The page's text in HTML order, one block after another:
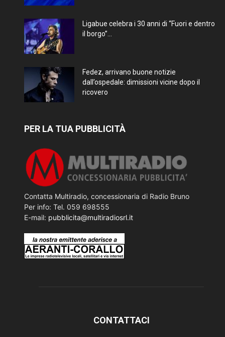
Ligabue celebra i 30 anni di “Fuori e dentro
il borgo”...
Fedez, arrivano buone notizie
dall’ospedale: dimissioni vicine dopo il
ricovero
PER LA TUA PUBBLICITÀ
Contatta Multiradio, concessionaria di Radio Bruno
Per info: Tel. 059 698555
E-mail: pubblicita@multiradiosrl.it
CONTATTACI